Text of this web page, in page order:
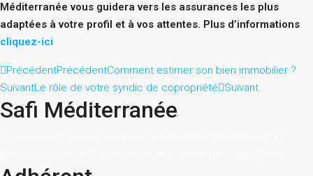
Méditerranée vous guidera vers les assurances les plus
adaptées à votre profil et à vos attentes. Plus d’informations
cliquez-ici
PrécédentPrécédentComment estimer son bien immobilier ?
SuivantLe rôle de votre syndic de copropriété Suivant
Safi Méditerranée